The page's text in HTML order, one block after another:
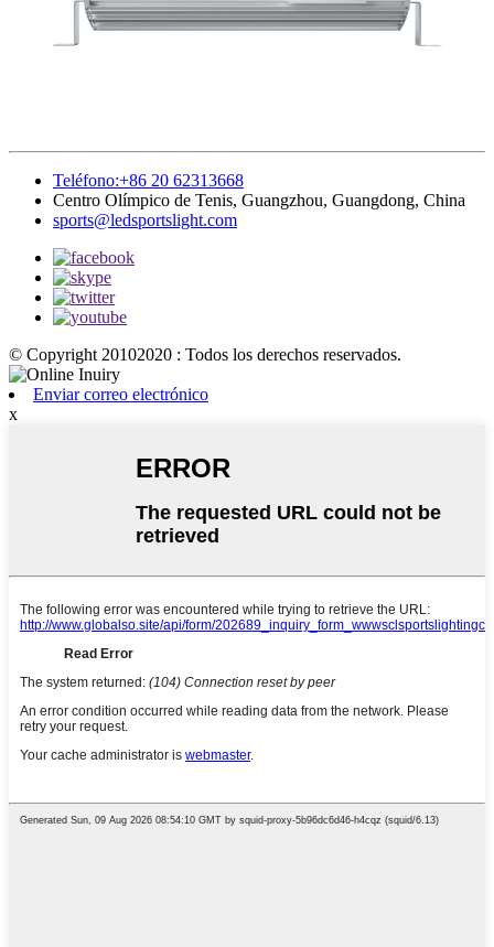
Teléfono:+86 20 62313668
Centro Olímpico de Tenis, Guangzhou, Guangdong, China
sports@ledsportslight.com
© Copyright 20102020 : Todos los derechos reservados.
Enviar correo electrónico
x